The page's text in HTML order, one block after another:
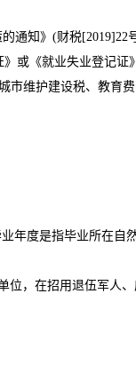
知》(财税[2019]22
《就业失业登记证
维护建设税、教育
度是指毕业所在自然
，在招用退伍军人